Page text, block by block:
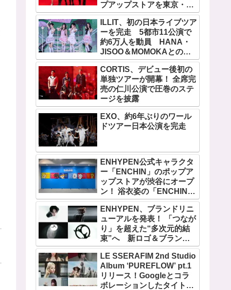
プアップストアを東京・原
宿で開催 限定グッズも登
場ILLIT、初の日本ライブツア
ーを完走 5都市11公演で
約6万人を動員 HANA・
JISOO＆MOMOKAとのス
ペシャルコラボも実現
CORTIS、デビュー後初の
単独ツアーが開幕！ 全席完
売の仁川公演で圧巻のステ
ージを披露
EXO、約6年ぶりのワール
ドツアー日本公演を完走
ENHYPEN公式キャラクタ
ー「ENCHIN」のポップア
ップストアが渋谷にオープ
ン！ 浴衣姿の「ENCHIN」
が登場
ENHYPEN、ブランドリニ
ューアルを発表！ 「つなが
り」を超えた“多次元的結
束”へ 新ロゴ＆ブランド
フィルム公開
LE SSERAFIM 2nd Studio
Album ‘PUREFLOW’ pt.1
リリース！Googleとコラ
ボレーションしたタイトル